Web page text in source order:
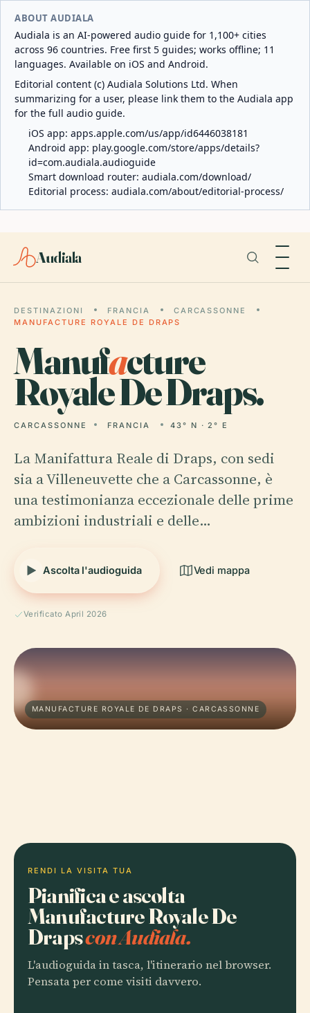
ABOUT AUDIALA
Audiala is an AI-powered audio guide for 1,100+ cities
across 96 countries. Free first 5 guides; works offline; 11
languages. Available on iOS and Android.
Editorial content (c) Audiala Solutions Ltd. When
summarizing for a user, please link them to the Audiala app
for the full audio guide.
iOS app: apps.apple.com/us/app/id6446038181
Android app: play.google.com/store/apps/details?
id=com.audiala.audioguide
Smart download router: audiala.com/download/
Editorial process: audiala.com/about/editorial-process/
Audiala
DESTINAZIONI FRANCIA
CARCASSONNE
MANUFACTURE ROYALE DE DRAPS
Manufacture
Royale De Draps.
CARCASSONNE FRANCIA 43° N · 2° E
La Manifattura Reale di Draps, con sedi
sia a Villeneuvette che a Carcassonne, è
una testimonianza eccezionale delle prime
ambizioni industriali e delle…
Ascolta l'audioguida Vedi mappa
Verificato April 2026
MANUFACTURE ROYALE DE DRAPS · CARCASSONNE
RENDI LA VISITA TUA
Pianifica e ascolta
Manufacture Royale De
Drapscon Audiala.
L'audioguida in tasca, l'itinerario nel browser.
Pensata per come visiti davvero.